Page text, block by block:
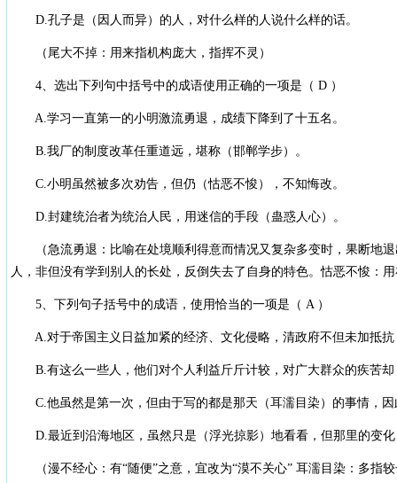
D.孔子是（因人而异）的人，对什么样的人说什么样的话。
（尾大不掉：用来指机构庞大，指挥不灵）
4、选出下列句中括号中的成语使用正确的一项是（ D ）
A.学习一直第一的小明激流勇退，成绩下降到了十五名。
B.我厂的制度改革任重道远，堪称（邯郸学步）。
C.小明虽然被多次劝告，但仍（怙恶不悛），不知悔改。
D.封建统治者为统治人民，用迷信的手段（蛊惑人心）。
（急流勇退：比喻在处境顺利得意而情况又复杂多变时，果断地退
人，非但没有学到别人的长处，反倒失去了自身的特色。怙恶不悛：
5、下列句子括号中的成语，使用恰当的一项是（ A ）
A.对于帝国主义日益加紧的经济、文化侵略，清政府不但未加抵抗
B.有这么一些人，他们对个人利益斤斤计较，对广大群众的疾苦却
C.他虽然是第一次，但由于写的都是那天（耳濡目染）的事情，因
D.最近到沿海地区，虽然只是（浮光掠影）地看看，但那里的变化
（漫不经心：有“随便”之意，宜改为“漠不关心” 耳濡目染：多指较